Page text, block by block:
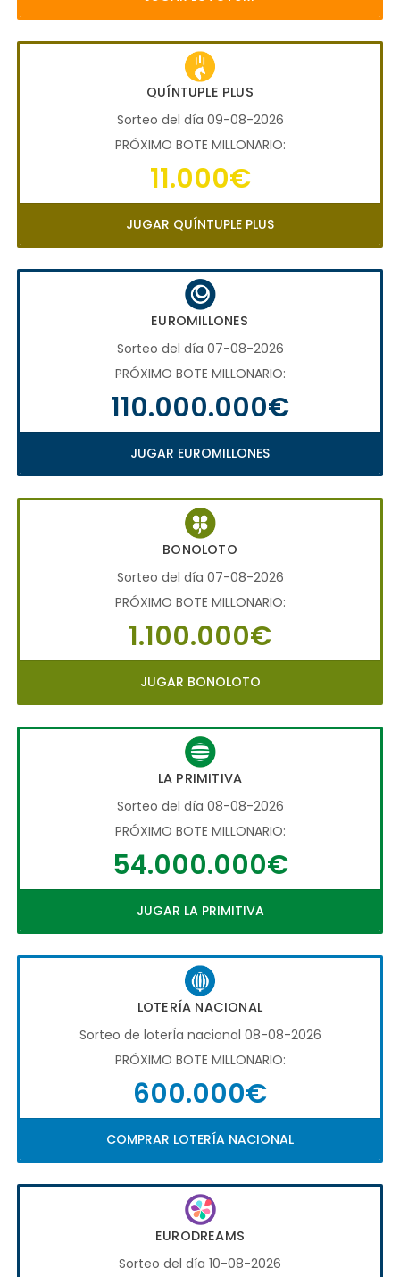
QUÍNTUPLE PLUS
Sorteo del día 09-08-2026
PRÓXIMO BOTE MILLONARIO:
11.000€
JUGAR QUÍNTUPLE PLUS
EUROMILLONES
Sorteo del día 07-08-2026
PRÓXIMO BOTE MILLONARIO:
110.000.000€
JUGAR EUROMILLONES
BONOLOTO
Sorteo del día 07-08-2026
PRÓXIMO BOTE MILLONARIO:
1.100.000€
JUGAR BONOLOTO
LA PRIMITIVA
Sorteo del día 08-08-2026
PRÓXIMO BOTE MILLONARIO:
54.000.000€
JUGAR LA PRIMITIVA
LOTERÍA NACIONAL
Sorteo de loterÍa nacional 08-08-2026
PRÓXIMO BOTE MILLONARIO:
600.000€
COMPRAR LOTERÍA NACIONAL
EURODREAMS
Sorteo del día 10-08-2026